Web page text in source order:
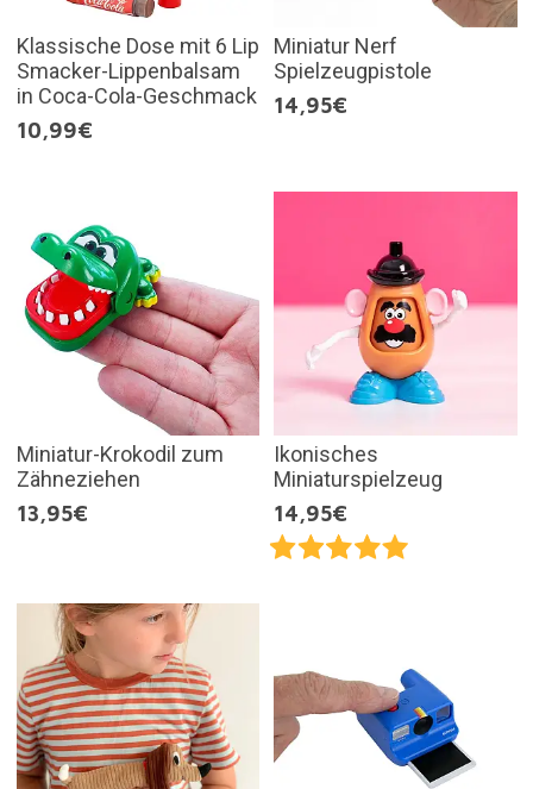
Klassische Dose mit 6 Lip
Smacker-Lippenbalsam
in Coca-Cola-Geschmack
10,99€
Miniatur Nerf
Spielzeugpistole
14,95€
Miniatur-Krokodil zum
Zähneziehen
13,95€
Ikonisches
Miniaturspielzeug
14,95€